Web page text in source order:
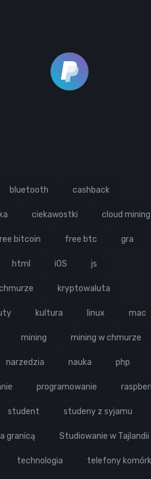
bluetooth cashback
ciekawostki cloud mining
bitcoin free btc gra
html iOS js
kryptowaluta
kultura linux mac
mining mining w chmurze
narzedzia nauka php
programowanie
student studeny z syjamu
granicą Studiowanie w Tajlandii
technologia telefony